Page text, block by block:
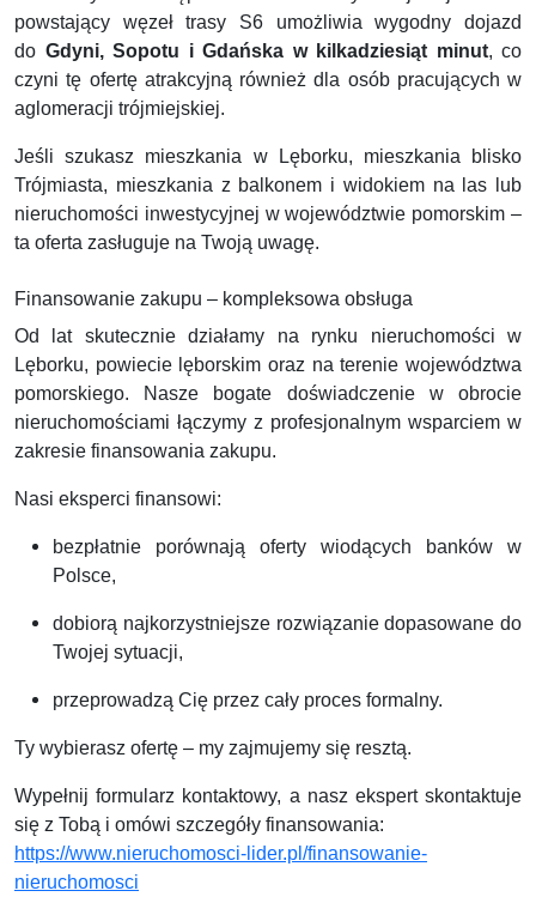
powstający węzeł trasy S6 umożliwia wygodny dojazd
do Gdyni, Sopotu i Gdańska w kilkadziesiąt minut, co
czyni tę ofertę atrakcyjną również dla osób pracujących w
aglomeracji trójmiejskiej.
Jeśli szukasz mieszkania w Lęborku, mieszkania blisko
Trójmiasta, mieszkania z balkonem i widokiem na las lub
nieruchomości inwestycyjnej w województwie pomorskim –
ta oferta zasługuje na Twoją uwagę.
Finansowanie zakupu – kompleksowa obsługa
Od lat skutecznie działamy na rynku nieruchomości w
Lęborku, powiecie lęborskim oraz na terenie województwa
pomorskiego. Nasze bogate doświadczenie w obrocie
nieruchomościami łączymy z profesjonalnym wsparciem w
zakresie finansowania zakupu.
Nasi eksperci finansowi:
bezpłatnie porównają oferty wiodących banków w
Polsce,
dobiorą najkorzystniejsze rozwiązanie dopasowane do
Twojej sytuacji,
przeprowadzą Cię przez cały proces formalny.
Ty wybierasz ofertę – my zajmujemy się resztą.
Wypełnij formularz kontaktowy, a nasz ekspert skontaktuje
się z Tobą i omówi szczegóły finansowania:
https://www.nieruchomosci-lider.pl/finansowanie-
nieruchomosci